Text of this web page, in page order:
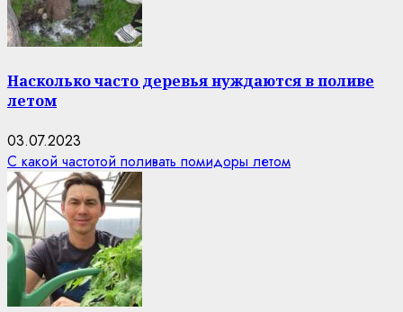
Насколько часто деревья нуждаются в поливе
летом
03.07.2023
С какой частотой поливать помидоры летом